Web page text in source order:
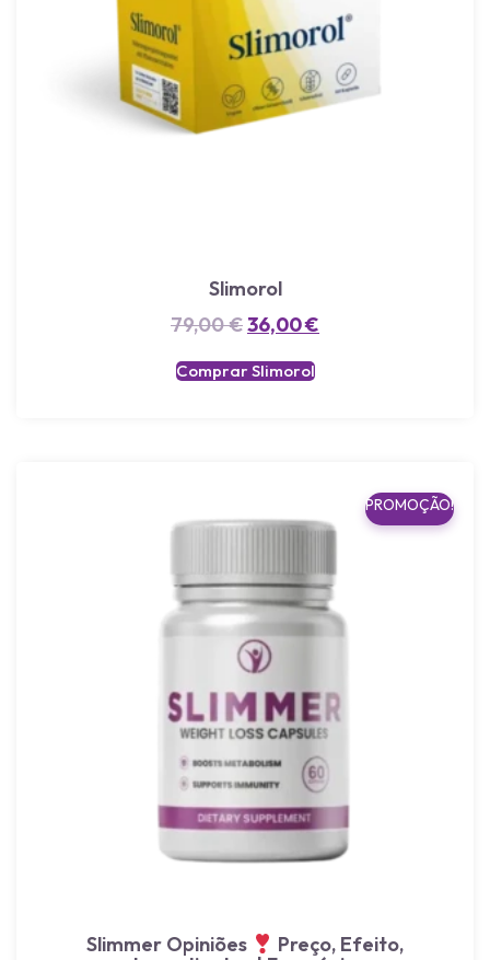
Slimorol
79,00€36,00€
Comprar Slimorol
PROMOÇÃO!
Slimmer Opiniões
Preço, Efeito,